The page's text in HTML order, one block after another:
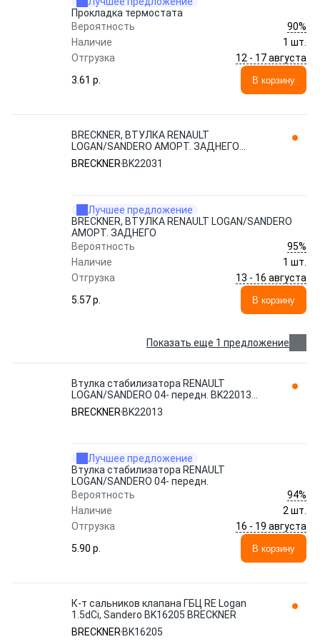
Прокладка термостата
Вероятность
90%
Наличие
1 шт.
Отгрузка
12 - 17 августа
3.61 p.
В корзину
BRECKNER, ВТУЛКА RENAULT
LOGAN/SANDERO АМОРТ. ЗАДНЕГО
BK22031
BRECKNER BK22031
Лучшее предложение
BRECKNER, ВТУЛКА RENAULT LOGAN/SANDERO
АМОРТ. ЗАДНЕГО
Вероятность
95%
Наличие
1 шт.
Отгрузка
13 - 16 августа
5.57 p.
В корзину
Показать еще 1 предложение
Втулка стабилизатора RENAULT
LOGAN/SANDERO 04- передн. BK22013
BRECKNER
BRECKNER BK22013
Лучшее предложение
Втулка стабилизатора RENAULT
LOGAN/SANDERO 04- передн.
Вероятность
94%
Наличие
2 шт.
Отгрузка
16 - 19 августа
5.90 p.
В корзину
К-т сальников клапана ГБЦ RE Logan
1.5dCi, Sandero BK16205 BRECKNER
BRECKNER BK16205